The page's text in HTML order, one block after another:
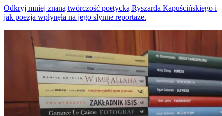
Odkryj mniej znaną twórczość poetycką Ryszarda Kapuścińskiego i
jak poezja wpłynęła na jego słynne reportaże.